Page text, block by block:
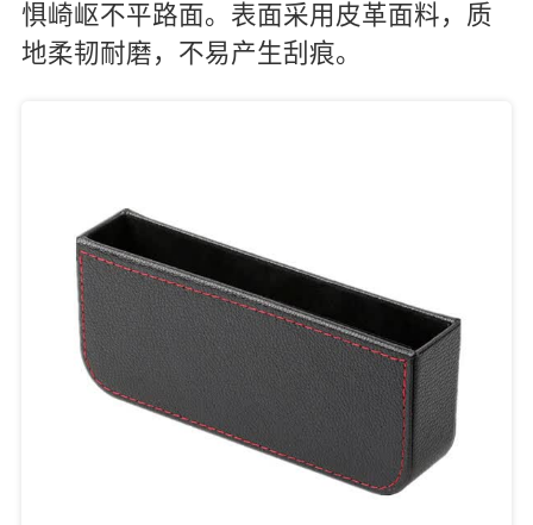
惧崎岖不平路面。表面采用皮革面料，质
地柔韧耐磨，不易产生刮痕。